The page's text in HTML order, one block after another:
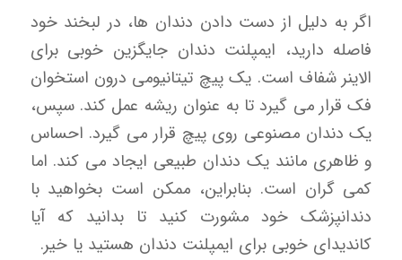
اگر به دلیل از دست دادن دندان ها، در لبخند خود
فاصله دارید، ایمپلنت دندان جایگزین خوبی برای
الاینر شفاف است. یک پیچ تیتانیومی درون استخوان
فک قرار می گیرد تا به عنوان ریشه عمل کند. سپس،
یک دندان مصنوعی روی پیچ قرار می گیرد. احساس
و ظاهری مانند یک دندان طبیعی ایجاد می کند. اما
کمی گران است. بنابراین، ممکن است بخواهید با
دندانپزشک خود مشورت کنید تا بدانید که آیا
کاندیدای خوبی برای ایمپلنت دندان هستید یا خیر.